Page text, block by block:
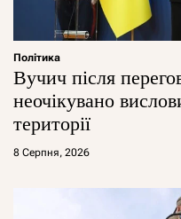
Політика
Вучич після
неочікувано
території
8 Серпня, 2026